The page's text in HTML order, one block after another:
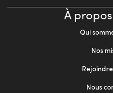
À
Qui
Nos
Nous